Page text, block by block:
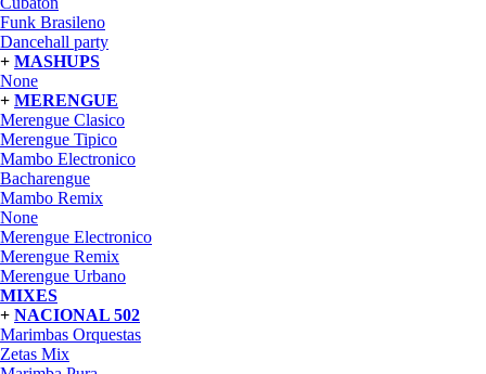
Funk Brasileno
Dancehall party
+ MASHUPS
None
+ MERENGUE
Merengue Clasico
Merengue Tipico
Mambo Electronico
Bacharengue
Mambo Remix
None
Merengue Electronico
Merengue Remix
Merengue Urbano
MIXES
+ NACIONAL 502
Marimbas Orquestas
Zetas Mix